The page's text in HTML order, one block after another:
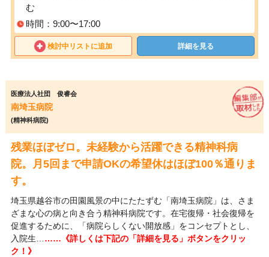
む
時間：9:00〜17:00
検討中リストに追加 詳細を見る
医療法人社団 俊睿会
南埼玉病院
(精神科病院)
残業ほぼゼロ。未経験から活躍できる精神科病
院。月5回まで申請OKの希望休はほぼ100％通りま
す。
埼玉県越谷市の田園風景の中にたたずむ「南埼玉病院」は、さま
ざまな心の病と向き合う精神科病院です。在宅復帰・社会復帰を
促進するために、「病院らしくない開放感」をコンセプトとし、
入院生… ……《詳しくは下記の「詳細を見る」ボタンをクリッ
ク！》